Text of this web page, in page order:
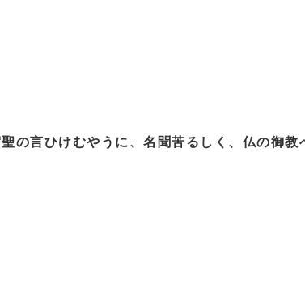
の言ひけむやうに、名聞苦るしく、仏の御教